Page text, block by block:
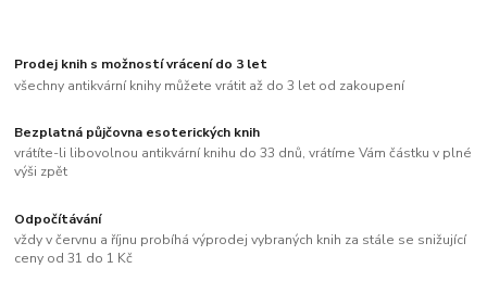
Prodej knih s možností vrácení do 3 let
všechny antikvární knihy můžete vrátit až do 3 let od zakoupení
Bezplatná půjčovna esoterických knih
vrátíte-li libovolnou antikvární knihu do 33 dnů, vrátíme Vám částku v plné
výši zpět
Odpočítávání
vždy v červnu a říjnu probíhá výprodej vybraných knih za stále se snižující
ceny od 31 do 1 Kč